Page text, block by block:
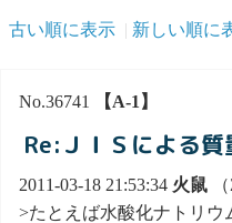
古い順に表示 新しい順に
No.36741 【A-1】
Re:ＪＩＳによる
2011-03-18 21:53:34 火鼠
>たとえば水酸化ナトリ